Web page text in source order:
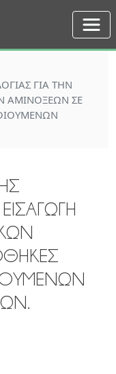
ΓΙΑ ΤΗΝ
ΑΜΙΝΟΞΕΩΝ ΣΕ